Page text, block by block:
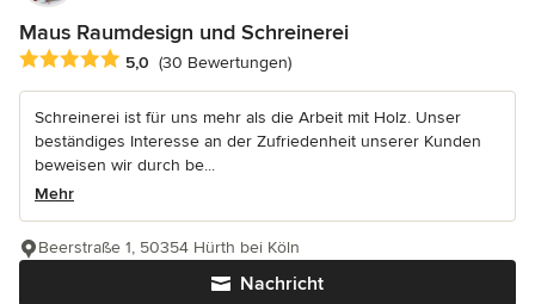
Maus Raumdesign und Schreinerei
Durchschnittliche Bewertung: 5 von 5 Sternen
5,0 (30 Bewertungen)
Schreinerei ist für uns mehr als die Arbeit mit Holz. Unser
beständiges Interesse an der Zufriedenheit unserer Kunden
beweisen wir durch be...
Mehr
Nachricht
Beerstraße 1, 50354 Hürth bei Köln